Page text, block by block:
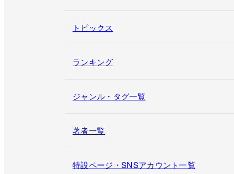
トピックス
ランキング
ジャンル・タグ一覧
著者一覧
特設ページ・SNSアカウント一覧